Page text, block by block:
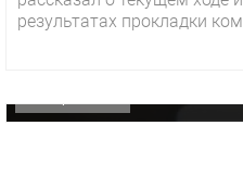
результатах прокладки
29 октября 2025 15:50
«Звезда» Метрана